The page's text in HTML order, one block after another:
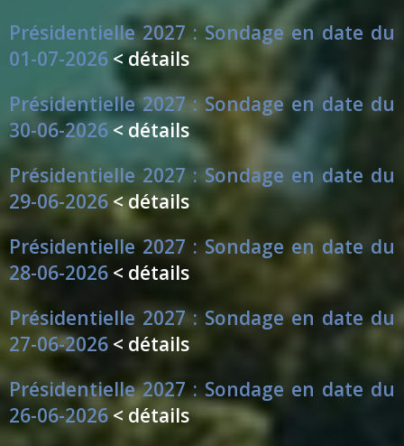
Présidentielle 2027 : Sondage en date du
01-07-2026 < détails
Présidentielle 2027 : Sondage en date du
30-06-2026 < détails
Présidentielle 2027 : Sondage en date du
29-06-2026 < détails
Présidentielle 2027 : Sondage en date du
28-06-2026 < détails
Présidentielle 2027 : Sondage en date du
27-06-2026 < détails
Présidentielle 2027 : Sondage en date du
26-06-2026 < détails